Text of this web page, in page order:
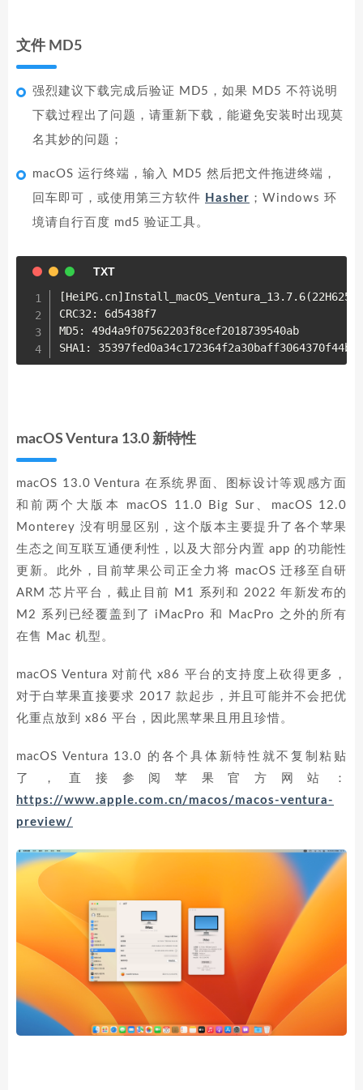
文件 MD5
强烈建议下载完成后验证 MD5，如果 MD5 不符说明
下载过程出了问题，请重新下载，能避免安装时出现莫
名其妙的问题；
macOS 运行终端，输入 MD5 然后把文件拖进终端，
回车即可，或使用第三方软件 Hasher ；Windows 环
境请自行百度 md5 验证工具。
CRC32: 6d5438f7
MD5: 49d4a9f07562203f8cef2018739540ab
SHA1: 35397fed0a34c172364f2a30baff3064370f44b2
macOS Ventura 13.0 新特性
macOS 13.0 Ventura 在系统界面、图标设计等观感方面
和前两个大版本 macOS 11.0 Big Sur、macOS 12.0
Monterey 没有明显区别，这个版本主要提升了各个苹果
生态之间互联互通便利性，以及大部分内置 app 的功能性
更新。此外，目前苹果公司正全力将 macOS 迁移至自研
ARM 芯片平台，截止目前 M1 系列和 2022 年新发布的
M2 系列已经覆盖到了 iMacPro 和 MacPro 之外的所有
在售 Mac 机型。
macOS Ventura 对前代 x86 平台的支持度上砍得更多，
对于白苹果直接要求 2017 款起步，并且可能并不会把优
化重点放到 x86 平台，因此黑苹果且用且珍惜。
macOS Ventura 13.0 的各个具体新特性就不复制粘贴
了，直接参阅苹果官方网站：
https://www.apple.com.cn/macos/macos-ventura-
preview/